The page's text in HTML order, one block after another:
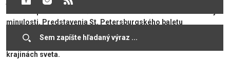
minulosti. Predstavenia St. Petersburgského baletu
charakterizuje vysoká umelecká úroveň. Počas 27-ročného
pôsobenia absolvovali niekoľko tisíc vystúpení vo viacerých
krajinách sveta.